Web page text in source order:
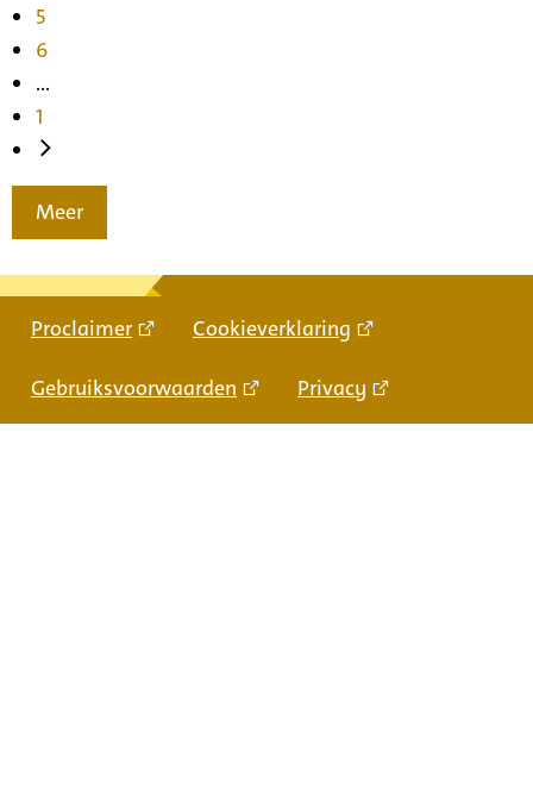
5
6
...
1
Meer
Proclaimer Cookieverklaring
Gebruiksvoorwaarden Privacy